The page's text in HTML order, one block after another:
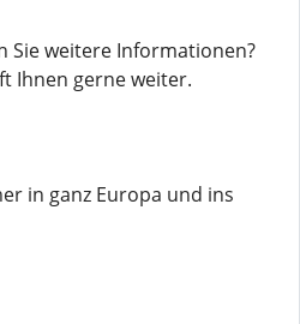
Sie weitere Informationen?
Ihnen gerne weiter.
in ganz Europa und ins